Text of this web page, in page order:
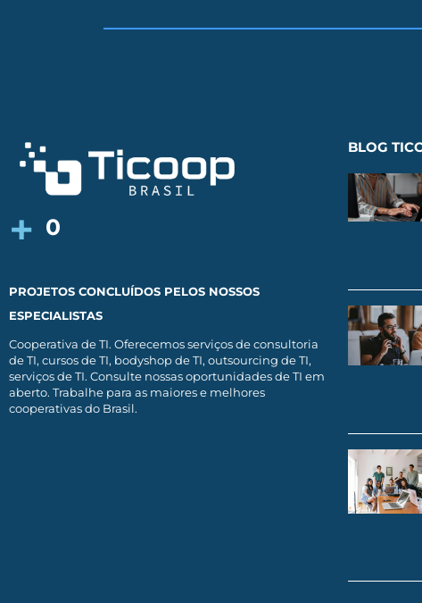
+ 0
PROJETOS CONCLUÍDOS PELOS NOSSOS
ESPECIALISTAS
Cooperativa de TI. Oferecemos serviços de consultoria
de TI, cursos de TI, bodyshop de TI, outsourcing de TI,
serviços de TI. Consulte nossas oportunidades de TI em
aberto. Trabalhe para as maiores e melhores
cooperativas do Brasil.
BLOG